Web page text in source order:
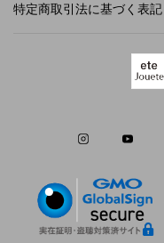
特定商取引法に基づく表記